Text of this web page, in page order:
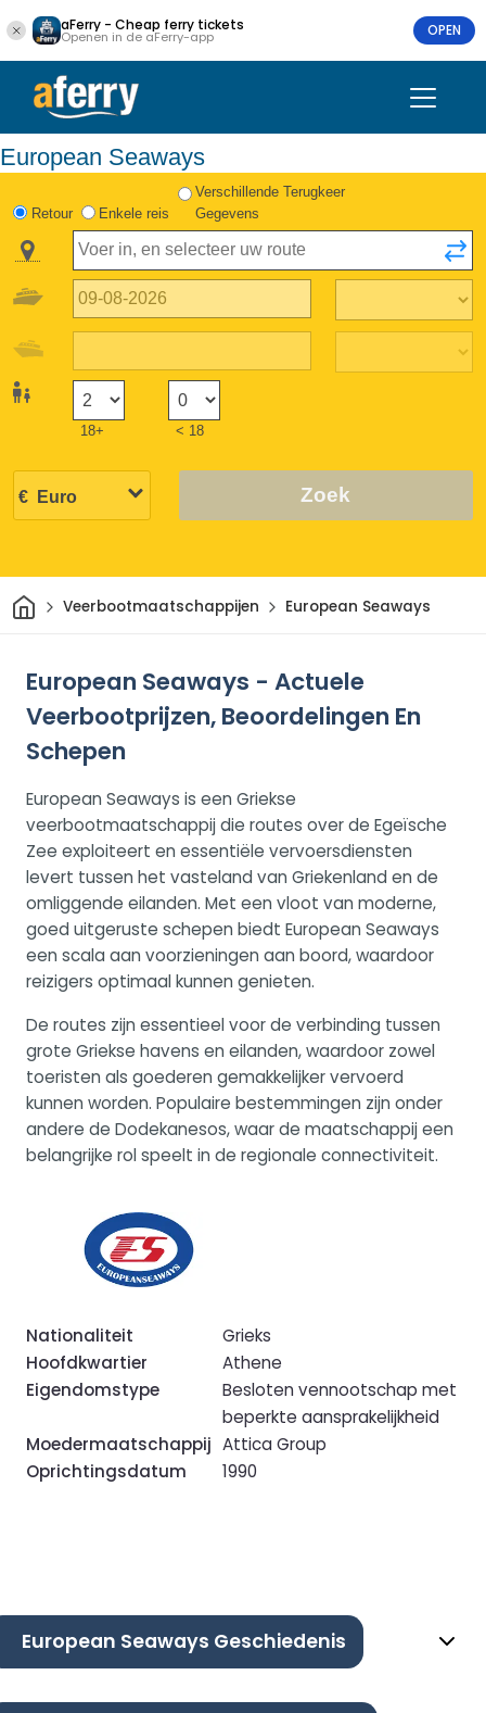
aFerry - Cheap ferry tickets
Openen in de aFerry-app OPEN
European Seaways
Retour Enkele reis
Verschillende Terugkeer
Gegevens
18+ < 18
Zoek
ThuisVeerbootmaatschappijen European Seaways
European Seaways - Actuele
Veerbootprijzen, Beoordelingen En
Schepen
European Seaways is een Griekse
veerbootmaatschappij die routes over de Egeïsche
Zee exploiteert en essentiële vervoersdiensten
levert tussen het vasteland van Griekenland en de
omliggende eilanden. Met een vloot van moderne,
goed uitgeruste schepen biedt European Seaways
een scala aan voorzieningen aan boord, waardoor
reizigers optimaal kunnen genieten.
De routes zijn essentieel voor de verbinding tussen
grote Griekse havens en eilanden, waardoor zowel
toeristen als goederen gemakkelijker vervoerd
kunnen worden. Populaire bestemmingen zijn onder
andere de Dodekanesos, waar de maatschappij een
belangrijke rol speelt in de regionale connectiviteit.
Nationaliteit
Grieks
Hoofdkwartier
Athene
Eigendomstype
Besloten vennootschap met
beperkte aansprakelijkheid
Moedermaatschappij Attica Group
Oprichtingsdatum
1990
European Seaways Geschiedenis